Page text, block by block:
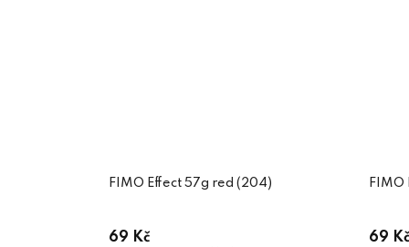
FIMO Effect 57g red (204)
69 Kč
FIMO
69 Kč